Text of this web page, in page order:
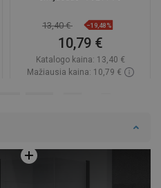
13,40 € −19,48%
10,79 €
Katalogo kaina: 13,40 €
Mažiausia kaina: 10,79 €